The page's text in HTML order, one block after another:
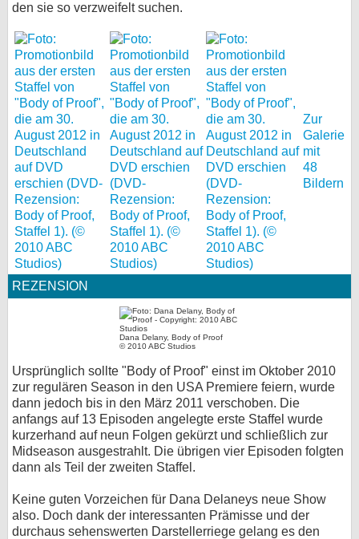
den sie so verzweifelt suchen.
Zur
Galerie
mit
48
Bildern
REZENSION
Dana Delany, Body of Proof
© 2010 ABC Studios
Ursprünglich sollte "Body of Proof" einst im Oktober 2010
zur regulären Season in den USA Premiere feiern, wurde
dann jedoch bis in den März 2011 verschoben. Die
anfangs auf 13 Episoden angelegte erste Staffel wurde
kurzerhand auf neun Folgen gekürzt und schließlich zur
Midseason ausgestrahlt. Die übrigen vier Episoden folgten
dann als Teil der zweiten Staffel.
Keine guten Vorzeichen für Dana Delaneys neue Show
also. Doch dank der interessanten Prämisse und der
durchaus sehenswerten Darstellerriege gelang es den